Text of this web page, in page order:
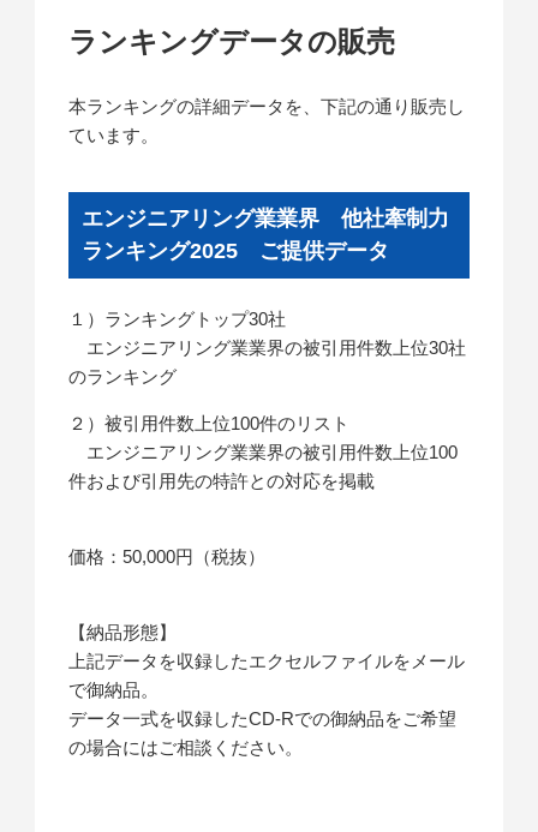
ランキングデータの販売
本ランキングの詳細データを、下記の通り販売し
ています。
エンジニアリング業業界 他社牽制力
ランキング2025 ご提供データ
１）ランキングトップ30社
エンジニアリング業業界の被引用件数上位30社
のランキング
２）被引用件数上位100件のリスト
エンジニアリング業業界の被引用件数上位100
件および引用先の特許との対応を掲載
価格：50,000円（税抜）
【納品形態】
上記データを収録したエクセルファイルをメール
で御納品。
データ一式を収録したCD-Rでの御納品をご希望
の場合にはご相談ください。